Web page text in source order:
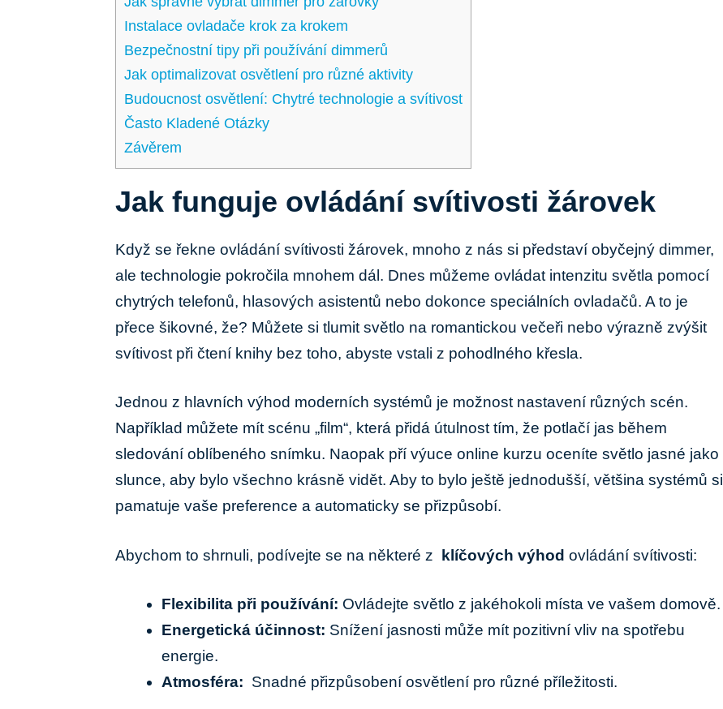
Instalace‌ ovladače krok za krokem
Bezpečnostní tipy při používání dimmerů
Jak optimalizovat osvětlení pro různé aktivity
Budoucnost osvětlení: Chytré ‍technologie a ​svítivost
Často ‍Kladené Otázky
Závěrem
Jak funguje ovládání svítivosti žárovek
Když se řekne ovládání svítivosti žárovek, mnoho z⁢ nás si představí obyčejný dimmer,
ale technologie pokročila mnohem dál. ​Dnes můžeme ovládat intenzitu světla pomocí
chytrých telefonů, hlasových asistentů nebo dokonce speciálních ovladačů. A to je
přece šikovné, že? Můžete si tlumit světlo na⁢ romantickou ‍večeři nebo výrazně⁤ zvýšit
svítivost při čtení knihy bez toho, abyste vstali z pohodlného křesla.
Jednou z hlavních ‌výhod moderních systémů je možnost nastavení různých scén.
⁢Například můžete mít scénu „film“, která přidá útulnost tím, že⁤ potlačí jas ⁢během
sledování oblíbeného snímku. Naopak ⁣pří výuce online‍ kurzu oceníte ‍světlo‌ jasné jako
slunce, aby bylo všechno krásně vidět. Aby to bylo ještě jednodušší, většina systémů si
pamatuje vaše preference a automaticky⁣ se přizpůsobí.
Abychom​ to shrnuli,​ podívejte se na některé z ‍ klíčových výhod ovládání svítivosti:
Flexibilita‌ při používání: Ovládejte světlo z jakéhokoli⁣ místa ⁢ve vašem domově.
Energetická účinnost: Snížení jasnosti může mít pozitivní vliv na spotřebu
energie.
Atmosféra: ⁢ Snadné přizpůsobení osvětlení pro různé příležitosti.